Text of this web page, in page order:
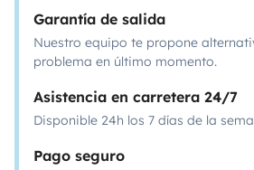
Garantía de salida
Nuestro equipo te propone
problema en último momento.
Asistencia en carretera 24/7
Disponible 24h los 7 días de la
Pago seguro